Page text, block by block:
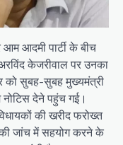
आदमी पार्टी के बीच
केजरीवाल पर उनका
को सुबह-सुबह मुख्यमंत्री
देने पहुंच गई।
की खरीद फरोख्त
जांच में सहयोग करने के